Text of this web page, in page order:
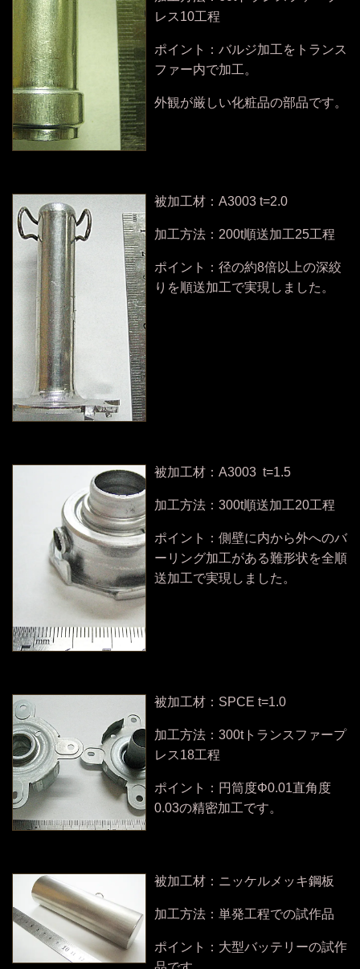
レス10工程
ポイント：バルジ加工をトランス
ファー内で加工。
外観が厳しい化粧品の部品です。
被加工材：A3003 t=2.0
加工方法：200t順送加工25工程
ポイント：径の約8倍以上の深絞
りを順送加工で実現しました。
被加工材：A3003 t=1.5
加工方法：300t順送加工20工程
ポイント：側壁に内から外へのバ
ーリング加工がある難形状を全順
送加工で実現しました。
被加工材：SPCE t=1.0
加工方法：300tトランスファープ
レス18工程
ポイント：円筒度Φ0.01直角度
0.03の精密加工です。
被加工材：ニッケルメッキ鋼板
加工方法：単発工程での試作品
ポイント：大型バッテリーの試作